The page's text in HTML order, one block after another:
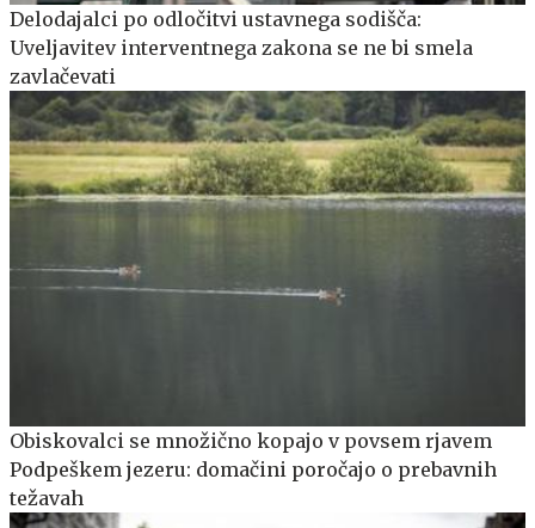
Delodajalci po odločitvi ustavnega sodišča:
Uveljavitev interventnega zakona se ne bi smela
zavlačevati
Obiskovalci se množično kopajo v povsem rjavem
Podpeškem jezeru: domačini poročajo o prebavnih
težavah